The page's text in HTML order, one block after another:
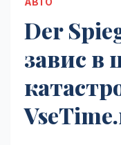
Der
завис в